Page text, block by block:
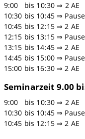
9:00 bis 10:30 ⇒ 2 AE
10:30 bis 10:45 ⇒ Pause
10:45 bis 12:15 ⇒ 2 AE
12:15 bis 13:15 ⇒ Pause
13:15 bis 14:45 ⇒ 2 AE
14:45 bis 15:00 ⇒ Pause
15:00 bis 16:30 ⇒ 2 AE
Seminarzeit 9.00
9:00 bis 10:30 ⇒ 2 AE
10:30 bis 10:45 ⇒ Pause
10:45 bis 12:15 ⇒ 2 AE